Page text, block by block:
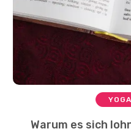
Warum es sich